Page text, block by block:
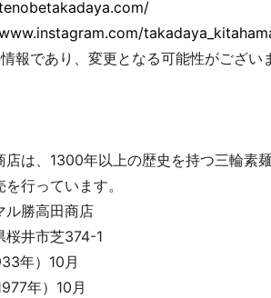
報であり、変更となる可能性がござい
店は、1300年以上の歴史を持つ三輪素
行っています。
ル勝高田商店
桜井市芝374-1
年）10月
年）10月